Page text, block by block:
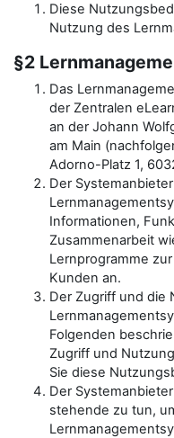
Diese
Nutzung des
§2
Das
der Zentralen
an der Johann
am Main
Adorno-Platz 1,
Der
Informationen,
Zusammenarbeit
Lernprogramme
Kunden an.
Der Zugriff und die
Folgenden
Zugriff und
Sie diese
Der
stehende zu tun,